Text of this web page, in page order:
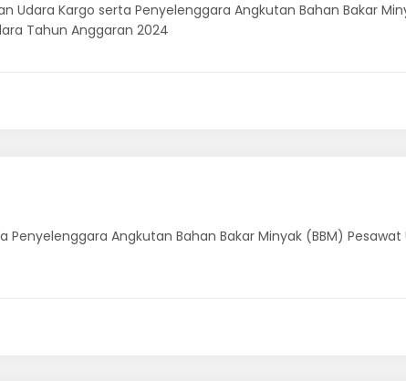
Udara Kargo serta Penyelenggara Angkutan Bahan Bakar
Tahun Anggaran 2024
Angkutan Bahan Bakar Minyak (BBM)